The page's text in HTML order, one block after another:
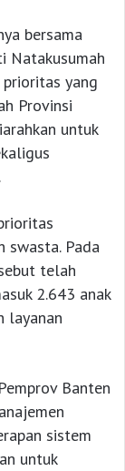
bersama
Natakusumah
yang
Provinsi
untuk
swasta. Pada
telah
2.643 anak
layanan
Banten
sistem
untuk